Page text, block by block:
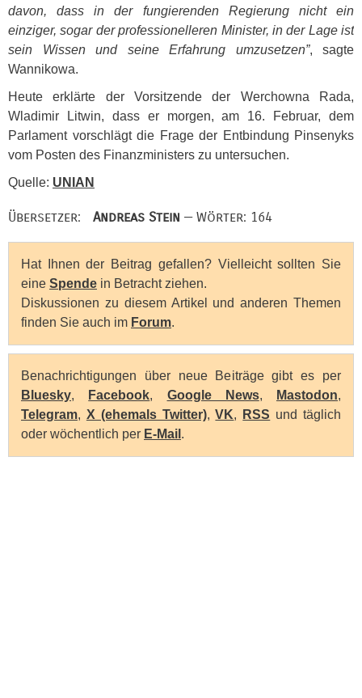
davon, dass in der fungierenden Regierung nicht ein
einziger, sogar der professionelleren Minister, in der Lage ist
sein Wissen und seine Erfahrung umzusetzen”, sagte
Wannikowa.
Heute erklärte der Vorsitzende der Werchowna Rada,
Wladimir Litwin, dass er morgen, am 16. Februar, dem
Parlament vorschlägt die Frage der Entbindung Pinsenyks
vom Posten des Finanzministers zu untersuchen.
Quelle: UNIAN
Übersetzer: Andreas Stein — Wörter: 164
Hat Ihnen der Beitrag gefallen? Vielleicht sollten Sie
eine Spende in Betracht ziehen.
Diskussionen zu diesem Artikel und anderen Themen
finden Sie auch im Forum.
Benachrichtigungen über neue Beiträge gibt es per
Bluesky, Facebook, Google News, Mastodon,
Telegram, X (ehemals Twitter),VK, RSS und täglich
oder wöchentlich per E-Mail .